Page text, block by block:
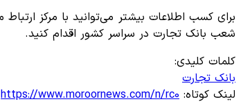
شعب بانک تجارت در سراسر کشور اقدام کنید.
کلمات کلیدی:
بانک تجارت
لینک کوتاه: https://www.moroornews.com/n/rc0